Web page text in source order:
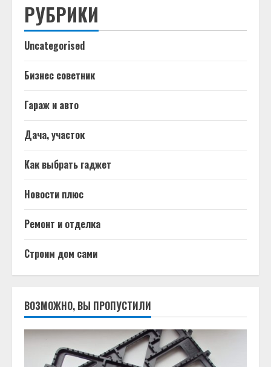
РУБРИКИ
Uncategorised
Бизнес советник
Гараж и авто
Дача, участок
Как выбрать гаджет
Новости плюс
Ремонт и отделка
Строим дом сами
ВОЗМОЖНО, ВЫ ПРОПУСТИЛИ